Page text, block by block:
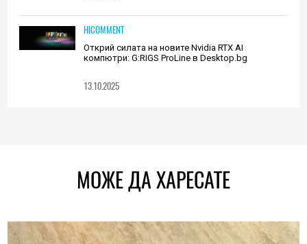
HICOMMENT
Открий силата на новите Nvidia RTX AI
компютри: G:RIGS ProLine в Desktop.bg
13.10.2025
МОЖЕ ДА ХАРЕСАТЕ